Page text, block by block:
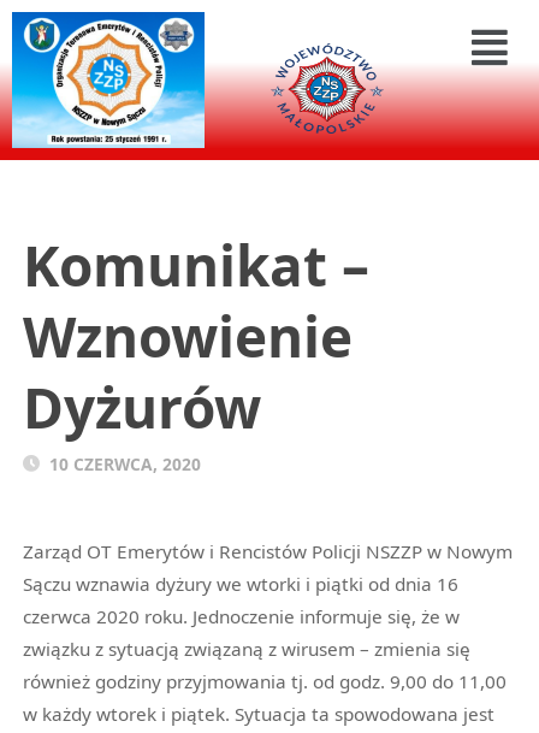
Komunikat –
Wznowienie
Dyżurów
10 CZERWCA, 2020
Zarząd OT Emerytów i Rencistów Policji NSZZP w Nowym
Sączu wznawia dyżury we wtorki i piątki od dnia 16
czerwca 2020 roku. Jednoczenie informuje się, że w
związku z sytuacją związaną z wirusem – zmienia się
również godziny przyjmowania tj. od godz. 9,00 do 11,00
w każdy wtorek i piątek. Sytuacja ta spowodowana jest